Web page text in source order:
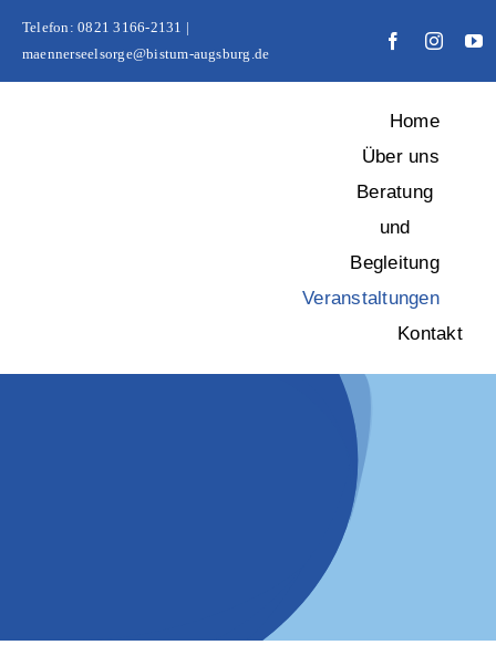
Inhalt
springen
Telefon: 0821 3166-2131 |
maennerseelsorge@bistum-augsburg.de
Home
Über uns
Beratung
und
Begleitung
Veranstaltungen
Kontakt